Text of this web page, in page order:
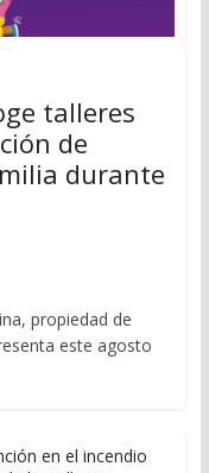
talleres
de
durante
propiedad de
este agosto
en el incendio